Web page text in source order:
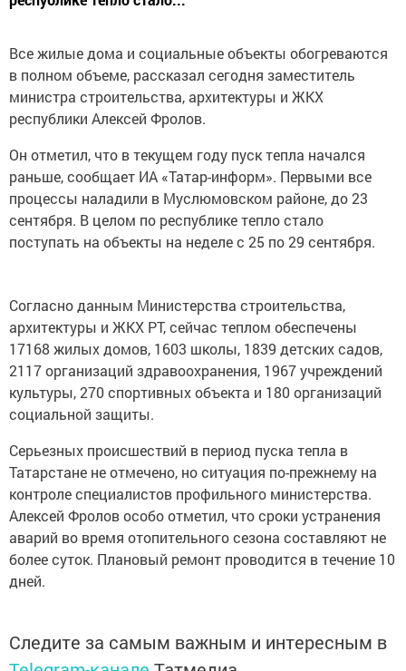
Все жилые дома и социальные объекты обогреваются
в полном объеме, рассказал сегодня заместитель
министра строительства, архитектуры и ЖКХ
республики Алексей Фролов.
Он отметил, что в текущем году пуск тепла начался
раньше, сообщает ИА «Татар-информ». Первыми все
процессы наладили в Муслюмовском районе, до 23
сентября. В целом по республике тепло стало
поступать на объекты на неделе с 25 по 29 сентября.
Согласно данным Министерства строительства,
архитектуры и ЖКХ РТ, сейчас теплом обеспечены
17168 жилых домов, 1603 школы, 1839 детских садов,
2117 организаций здравоохранения, 1967 учреждений
культуры, 270 спортивных объекта и 180 организаций
социальной защиты.
Серьезных происшествий в период пуска тепла в
Татарстане не отмечено, но ситуация по-прежнему на
контроле специалистов профильного министерства.
Алексей Фролов особо отметил, что сроки устранения
аварий во время отопительного сезона составляют не
более суток. Плановый ремонт проводится в течение 10
дней.
Следите за самым важным и интересным в